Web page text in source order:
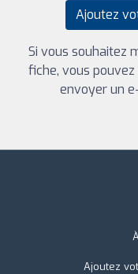
Ajoutez
Si vous souhaitez
fiche, vous
envoyer un
Ajoutez